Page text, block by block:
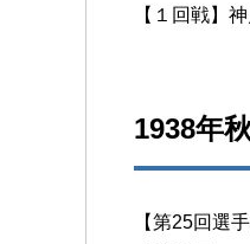
【１回戦】
1938年
【第25回選